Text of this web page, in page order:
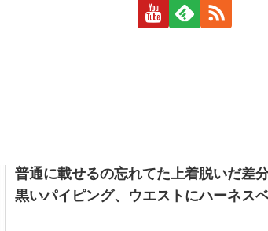
普通に載せるの忘れてた上着脱いだ差
黒いパイピング、ウエストにハーネス